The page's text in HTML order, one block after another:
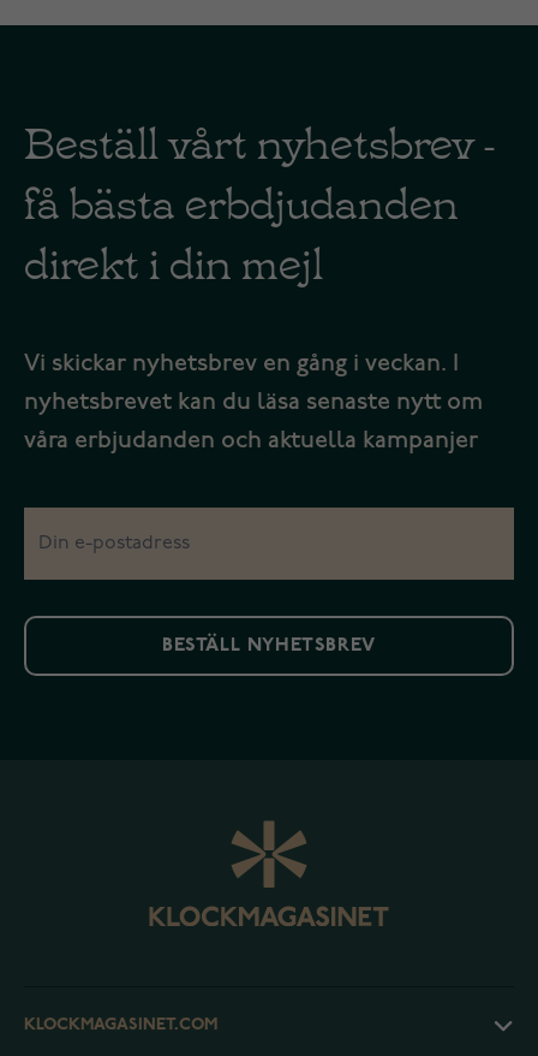
Beställ vårt nyhetsbrev -
få bästa erbdjudanden
direkt i din mejl
Vi skickar nyhetsbrev en gång i veckan. I
nyhetsbrevet kan du läsa senaste nytt om
våra erbjudanden och aktuella kampanjer
BESTÄLL NYHETSBREV
KLOCKMAGASINET.COM